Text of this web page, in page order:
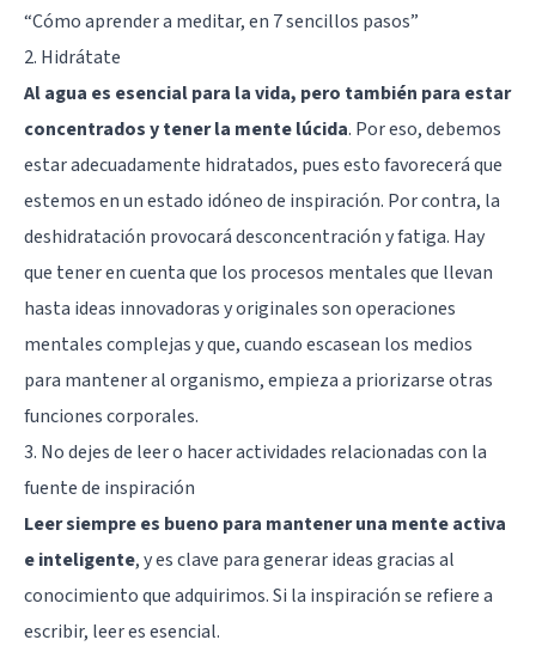
“Cómo aprender a meditar, en 7 sencillos pasos”
2. Hidrátate
Al agua es esencial para la vida, pero también para estar
concentrados y tener la mente lúcida. Por eso, debemos
estar adecuadamente hidratados, pues esto favorecerá que
estemos en un estado idóneo de inspiración. Por contra, la
deshidratación provocará desconcentración y fatiga. Hay
que tener en cuenta que los procesos mentales que llevan
hasta ideas innovadoras y originales son operaciones
mentales complejas y que, cuando escasean los medios
para mantener al organismo, empieza a priorizarse otras
funciones corporales.
3. No dejes de leer o hacer actividades relacionadas con la
fuente de inspiración
Leer siempre es bueno para mantener una mente activa
e inteligente, y es clave para generar ideas gracias al
conocimiento que adquirimos. Si la inspiración se refiere a
escribir, leer es esencial.